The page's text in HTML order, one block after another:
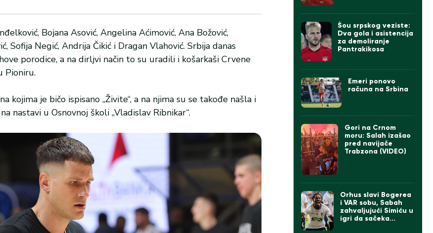
Bojana Asović, Angelina Aćimović, Ana Božović,
Sofija Negić, Andrija Čikić i Dragan Vlahović. Srbija danas
porodice, a na dirljvi način to su uradili i košarkaši Crvene
Pioniru.
kojima je bičo ispisano „Živite“, a na njima su se takođe našla i
nastavi u Osnovnoj školi „Vladislav Ribnikar“.
Šou srpskog veziste:
Dva gola i asistencija
za demoliranje
Pantrakikosa
Emeri ponovo
računa na Srbina
Gori na Crnom
moru: Salah izašao
pred navijače
Trabzona (VIDEO)
Orhus slavi Bogerea
i VAR sobu, Sabah
zahvaljujući Simiću u
igri da sačeka